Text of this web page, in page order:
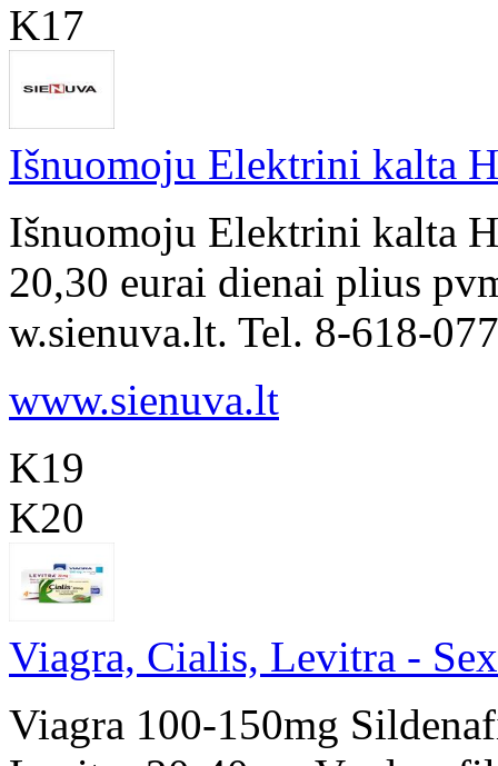
K17
Išnuomoju Elektrini kalta
Išnuomoju Elektrini kalta
20,30 eurai dienai plius
w.sienuva.lt. Tel. 8-618-
www.sienuva.lt
K19
K20
Viagra, Cialis, Levitra -
Viagra 100-150mg